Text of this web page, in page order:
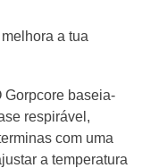
a tua
Gorpcore baseia-
respirável,
com uma
a temperatura